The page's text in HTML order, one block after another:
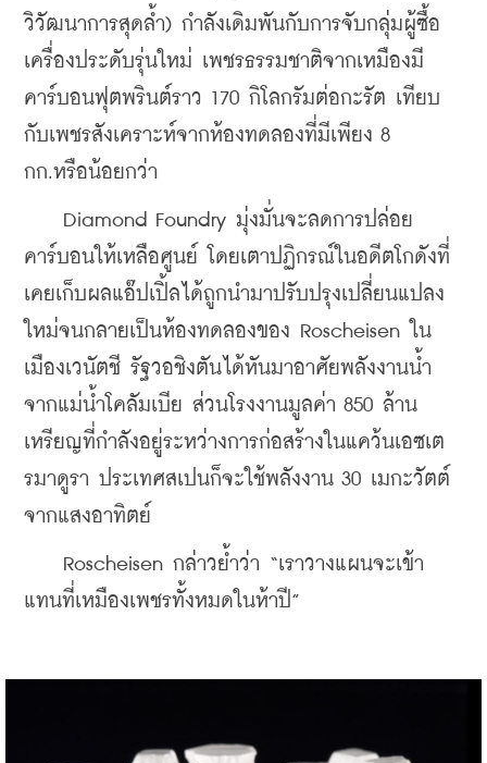
วิวัฒนาการสุดล้ำ) กำลังเดิมพันกับการจับกลุ่มผู้ซื้อ
เครื่องประดับรุ่นใหม่ เพชรธรรมชาติจากเหมืองมี
คาร์บอนฟุตพรินต์ราว 170 กิโลกรัมต่อกะรัต เทียบ
กับเพชรสังเคราะห์จากห้องทดลองที่มีเพียง 8
กก.หรือน้อยกว่า
Diamond Foundry มุ่งมั่นจะลดการปล่อย
คาร์บอนให้เหลือศูนย์ โดยเตาปฏิกรณ์ในอดีตโกดังที่
เคยเก็บผลแอ๊ปเปิ้ลได้ถูกนำมาปรับปรุงเปลี่ยนแปลง
ใหม่จนกลายเป็นห้องทดลองของ Roscheisen ใน
เมืองเวนัตชี รัฐวอชิงตันได้หันมาอาศัยพลังงานน้ำ
จากแม่น้ำโคลัมเบีย ส่วนโรงงานมูลค่า 850 ล้าน
เหรียญที่กำลังอยู่ระหว่างการก่อสร้างในแคว้นเอซเต
รมาดูรา ประเทศสเปนก็จะใช้พลังงาน 30 เมกะวัตต์
จากแสงอาทิตย์
Roscheisen กล่าวย้ำว่า “เราวางแผนจะเข้า
แทนที่เหมืองเพชรทั้งหมดในห้าปี”